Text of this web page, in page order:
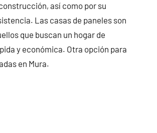
así como por su
Las casas de paneles son
que buscan un hogar de
y económica. Otra opción para
en Mura.